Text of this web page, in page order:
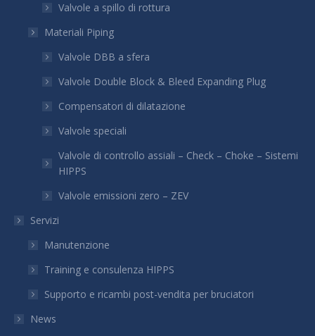
Valvole a spillo di rottura
Materiali Piping
Valvole DBB a sfera
Valvole Double Block & Bleed Expanding Plug
Compensatori di dilatazione
Valvole speciali
Valvole di controllo assiali – Check – Choke – Sistemi
HIPPS
Valvole emissioni zero – ZEV
Servizi
Manutenzione
Training e consulenza HIPPS
Supporto e ricambi post-vendita per bruciatori
News